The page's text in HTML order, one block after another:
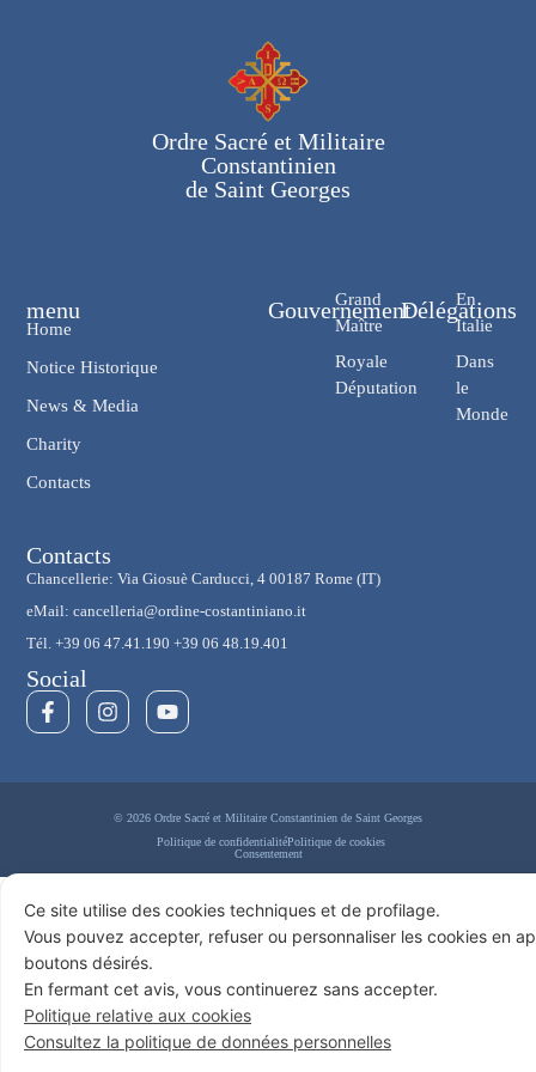
Ordre Sacré et Militaire
Constantinien
de Saint Georges
Gouvernement
Grand
Maître
Royale
Députation
Délégations
En
Italie
Dans
le
Monde
menu
Home
Notice Historique
News & Media
Charity
Contacts
Contacts
Chancellerie: Via Giosuè Carducci, 4 00187 Rome (IT)
eMail: cancelleria@ordine-costantiniano.it
Tél. +39 06 47.41.190 +39 06 48.19.401
Social
© 2026 Ordre Sacré et Militaire Constantinien de Saint Georges
Politique de confidentialitéPolitique de cookies
Consentement
Ce site utilise des cookies techniques et de profilage.
Vous pouvez accepter, refuser ou personnaliser les cookies en
boutons désirés.
En fermant cet avis, vous continuerez sans accepter.
Politique relative aux cookies
Consultez la politique de données personnelles